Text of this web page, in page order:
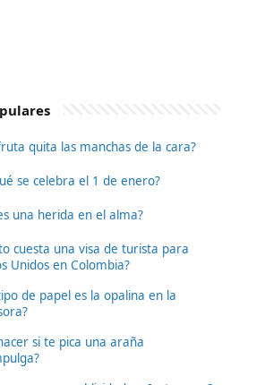
quita las manchas de la cara?
se celebra el 1 de enero?
una herida en el alma?
cuesta una visa de turista para
Unidos en Colombia?
de papel es la opalina en la
si te pica una araña